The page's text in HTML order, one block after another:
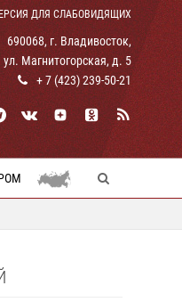
ДЛЯ СЛАБОВИДЯЩИХ
690068, г. Владивосток,
ул. Магнитогорская, д. 5
+ 7 (423) 239-50-21